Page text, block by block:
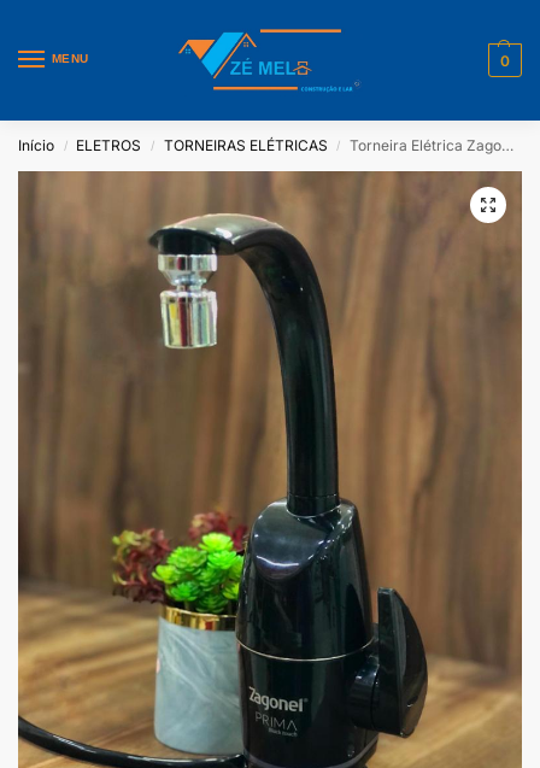
MENU 0
Início / ELETROS / TORNEIRAS ELÉTRICAS / Torneira Elétrica Zagonel Prima- Black touch 220V